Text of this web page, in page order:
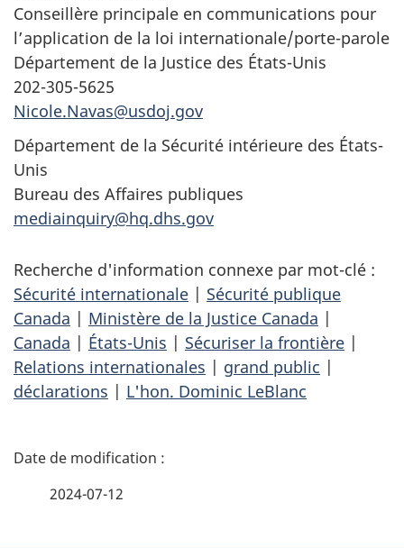
Conseillère principale en communications pour
l’application de la loi internationale/porte-parole
Département de la Justice des États-Unis
202-305-5625
Nicole.Navas@usdoj.gov
Département de la Sécurité intérieure des États-
Unis
Bureau des Affaires publiques
mediainquiry@hq.dhs.gov
Recherche d'information connexe par mot-clé :
Sécurité internationale | Sécurité publique
Canada | Ministère de la Justice Canada |
Canada | États-Unis | Sécuriser la frontière |
Relations internationales | grand public |
déclarations | L'hon. Dominic LeBlanc
D
2024-07-12